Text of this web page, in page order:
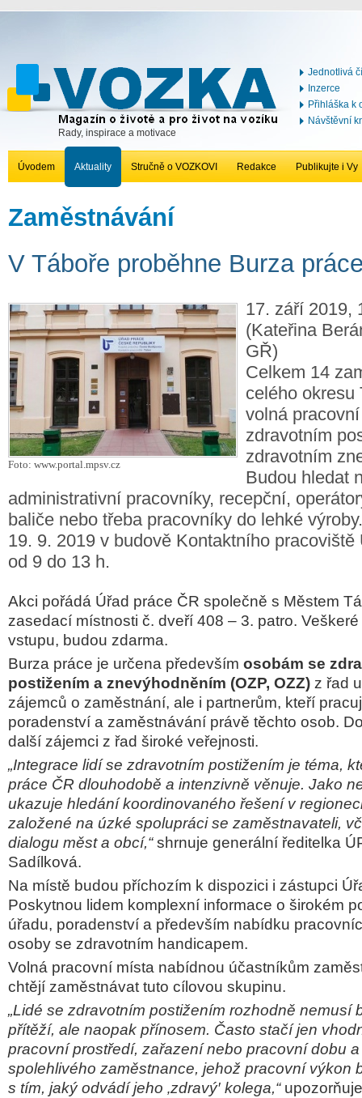
Rady, inspirace a motivace
Jednotlivá
Inzerce
Přihláška k
Návštěvní
Úvodem Aktuality Stručně o VOZKOVI Redakce Publikujte i Vy
Zaměstnávání
V Táboře proběhne Burza
Foto: www.portal.mpsv.cz
17. září 2019,
(Kateřina
GŘ)
Celkem 14
celého okresu
volná
zdravotním
zdravotním
Budou hledat
administrativní pracovníky, recepční,
baliče nebo třeba pracovníky do lehké
19. 9. 2019 v budově Kontaktního pracoviště
od 9 do 13 h.
Akci pořádá Úřad práce ČR společně s Městem
zasedací místnosti č. dveří 408 – 3. patro.
vstupu, budou zdarma.
Burza práce je určena především osobám se
postižením a znevýhodněním (OZP, OZZ) z řad
zájemců o zaměstnání, ale i partnerům, kteří
poradenství a zaměstnávání právě těchto osob.
další zájemci z řad široké veřejnosti.
„Integrace lidí se zdravotním postižením je téma,
práce ČR dlouhodobě a intenzivně věnuje. Jako
ukazuje hledání koordinovaného řešení v
založené na úzké spolupráci se zaměstnavateli,
dialogu měst a obcí,“shrnuje generální ředitelka
Sadílková.
Na místě budou příchozím k dispozici i zástupci
Poskytnou lidem komplexní informace o širokém
úřadu, poradenství a především nabídku
osoby se zdravotním handicapem.
Volná pracovní místa nabídnou účastníkům
chtějí zaměstnávat tuto cílovou skupinu.
„Lidé se zdravotním postižením rozhodně nemusí
přítěží, ale naopak přínosem. Často stačí jen
pracovní prostředí, zařazení nebo pracovní dobu
spolehlivého zaměstnance, jehož pracovní výkon
s tím, jaký odvádí jeho ‚zdravý′ kolega,“